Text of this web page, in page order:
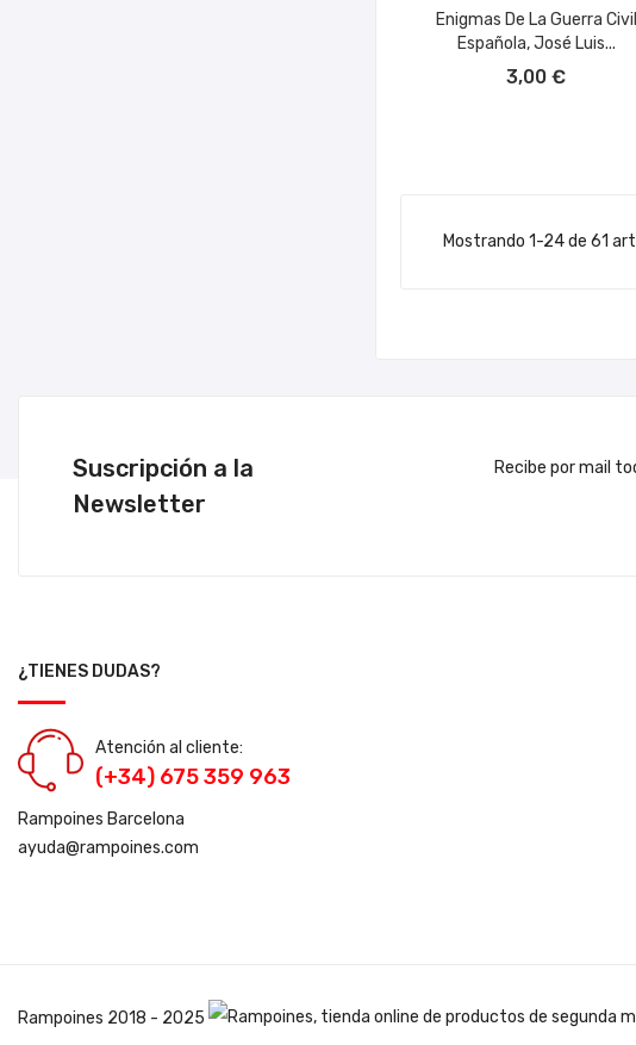
Enigmas De La Guerra Civil
Española, José Luis...
3,00 €
Mostrando 1-24 de 61
Suscripción a la
Newsletter
Recibe por mail
¿TIENES DUDAS?
Atención al cliente:
(+34) 675 359 963
Rampoines Barcelona
ayuda@rampoines.com
Rampoines 2018 - 2025